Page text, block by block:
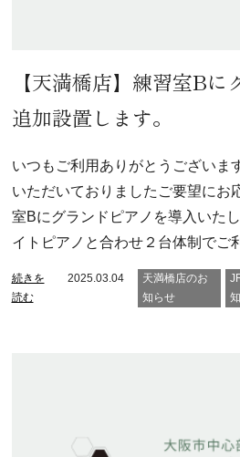
【天満橋店】練習室Bに
追加設置します。
いつもご利用ありがとうございま
いただいておりましたご要望にお
室Bにグランドピアノを導入いた
イトピアノと合わせ２台体制でご
続きを
読む
2025.03.04
天満橋店のお
知らせ